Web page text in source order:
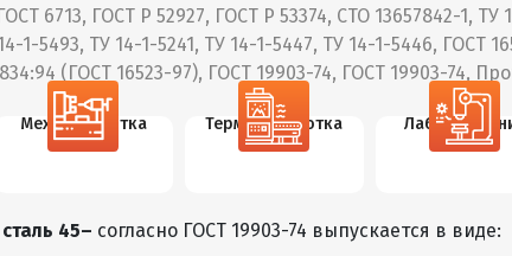
6713, ГОСТ Р 52927, ГОСТ Р 53374, СТО 13657842-1, ТУ
1-5493, ТУ 14-1-5241, ТУ 14-1-5447, ТУ 14-1-5446, ГОСТ
(ГОСТ 16523-97), ГОСТ 19903-74, ГОСТ 19903-74,
Мех. обработка Термообработка Лаб.
45– согласно ГОСТ 19903-74 выпускается в виде: